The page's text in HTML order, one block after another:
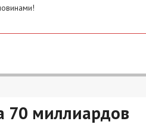
70 миллиардов